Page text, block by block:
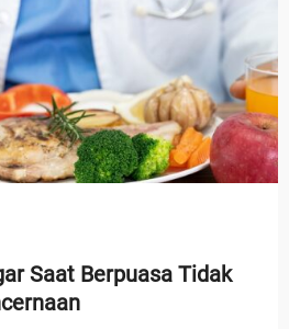
Saat Berpuasa Tidak